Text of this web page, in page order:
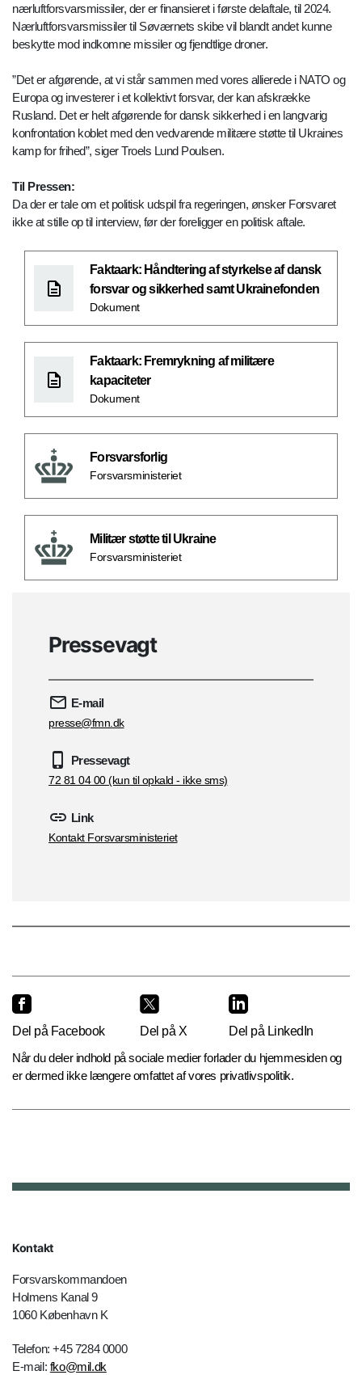
nærluftforsvarsmissiler, der er finansieret i første delaftale, til 2024.
Nærluftforsvarsmissiler til Søværnets skibe vil blandt andet kunne
beskytte mod indkomne missiler og fjendtlige droner.
”Det er afgørende, at vi står sammen med vores allierede i NATO og
Europa og investerer i et kollektivt forsvar, der kan afskrække
Rusland. Det er helt afgørende for dansk sikkerhed i en langvarig
konfrontation koblet med den vedvarende militære støtte til Ukraines
kamp for frihed”, siger Troels Lund Poulsen.
Til Pressen:
Da der er tale om et politisk udspil fra regeringen, ønsker Forsvaret
ikke at stille op til interview, før der foreligger en politisk aftale.
Faktaark: Håndtering af styrkelse af dansk
forsvar og sikkerhed samt Ukrainefonden
Dokument
Faktaark: Fremrykning af militære
kapaciteter
Dokument
Forsvarsforlig
Forsvarsministeriet
Militær støtte til Ukraine
Forsvarsministeriet
Pressevagt
E-mail
presse@fmn.dk
Pressevagt
72 81 04 00 (kun til opkald - ikke sms)
Link
Kontakt Forsvarsministeriet
Del på Facebook Del på X
Del på LinkedIn
Når du deler indhold på sociale medier forlader du hjemmesiden og
er dermed ikke længere omfattet af vores privatlivspolitik.
Kontakt
Forsvarskommandoen
Holmens Kanal 9
1060 København K
Telefon: +45 7284 0000
E-mail: fko@mil.dk